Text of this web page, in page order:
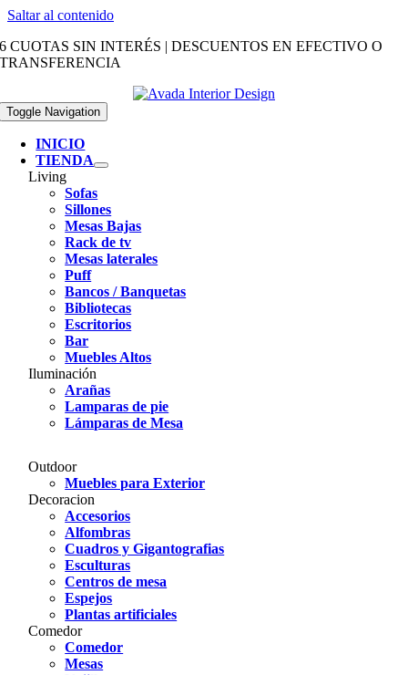
Saltar al contenido
6 CUOTAS SIN INTERÉS | DESCUENTOS EN EFECTIVO O
TRANSFERENCIA
Toggle Navigation
INICIO
TIENDA
Living
Sofas
Sillones
Mesas Bajas
Rack de tv
Mesas laterales
Puff
Bancos / Banquetas
Bibliotecas
Escritorios
Bar
Muebles Altos
Iluminación
Arañas
Lamparas de pie
Lámparas de Mesa
Outdoor
Muebles para Exterior
Decoracion
Accesorios
Alfombras
Cuadros y Gigantografias
Esculturas
Centros de mesa
Espejos
Plantas artificiales
Comedor
Comedor
Mesas